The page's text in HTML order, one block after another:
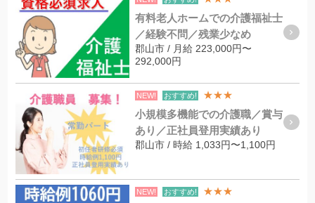
有料老人ホームでの介護福祉士
／経験不問／残業少なめ
郡山市 / 月給 223,000円〜
292,000円
NEW! おすすめ! ★★★
小規模多機能での介護職／賞与
あり／正社員登用実績あり
郡山市 / 時給 1,033円〜1,100円
NEW! おすすめ! ★★★